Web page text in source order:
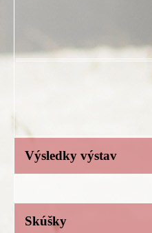
Výsledky výstav
Skúšky